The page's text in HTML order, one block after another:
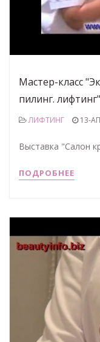
Мастер-класс
пилинг. лифтинг"
ЛИФТИНГ 13-
Выставка "Салон
ПОДРОБНЕЕ